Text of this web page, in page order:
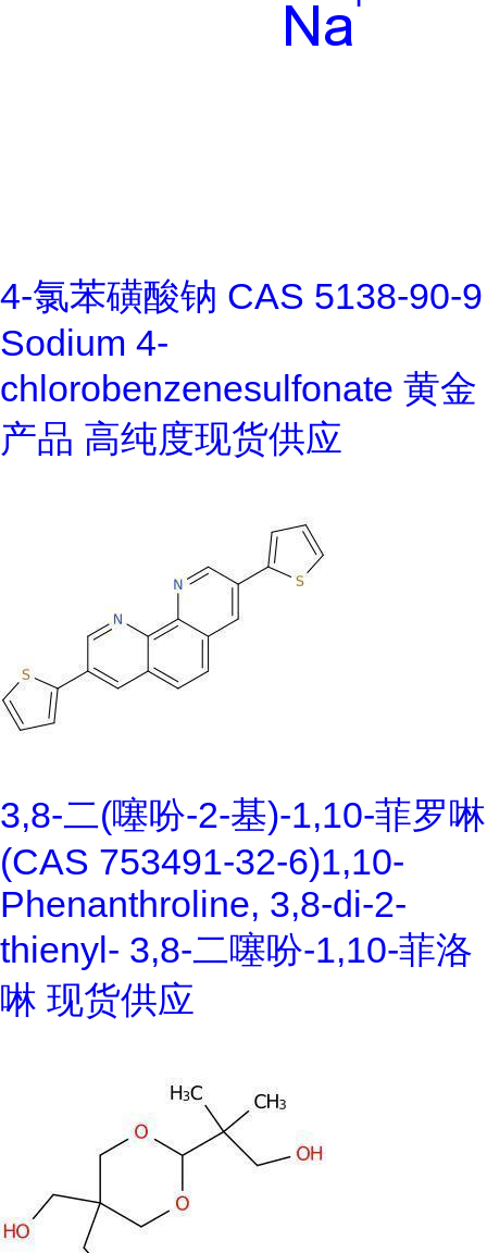
4-氯苯磺酸钠 CAS 5138-90-9
Sodium 4-
chlorobenzenesulfonate 黄金
产品 高纯度现货供应
3,8-二(噻吩-2-基)-1,10-菲罗啉
(CAS 753491-32-6)1,10-
Phenanthroline, 3,8-di-2-
thienyl- 3,8-二噻吩-1,10-菲洛
啉 现货供应